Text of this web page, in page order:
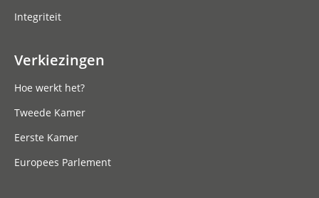
Integriteit
Verkiezingen
Hoe werkt het?
Tweede Kamer
Eerste Kamer
Europees Parlement